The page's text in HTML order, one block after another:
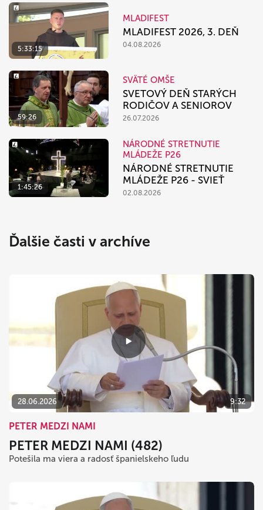
5:33:15
MLADIFEST
MLADIFEST 2026, 3. DEŇ
04.08.2026
59:26
SVÄTÉ OMŠE
SVETOVÝ DEŇ STARÝCH
RODIČOV A SENIOROV
26.07.2026
1:45:26
NÁRODNÉ STRETNUTIE
MLÁDEŽE P26
NÁRODNÉ STRETNUTIE
MLÁDEŽE P26 - SVIEŤ
02.08.2026
Ďalšie časti v archíve
28.06.2026 9:32
PETER MEDZI NAMI
PETER MEDZI NAMI (482)
Potešila ma viera a radosť španielskeho ľudu